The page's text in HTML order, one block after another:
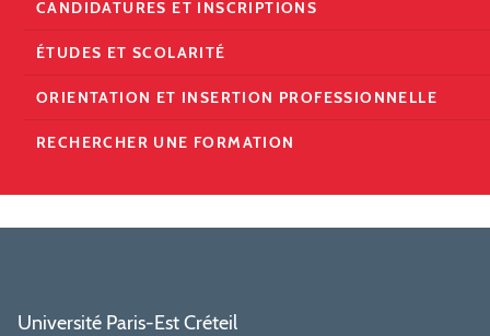
CANDIDATURES ET INSCRIPTIONS
ÉTUDES ET SCOLARITÉ
ORIENTATION ET INSERTION PROFESSIONNELLE
RECHERCHER UNE FORMATION
Université Paris-Est Créteil